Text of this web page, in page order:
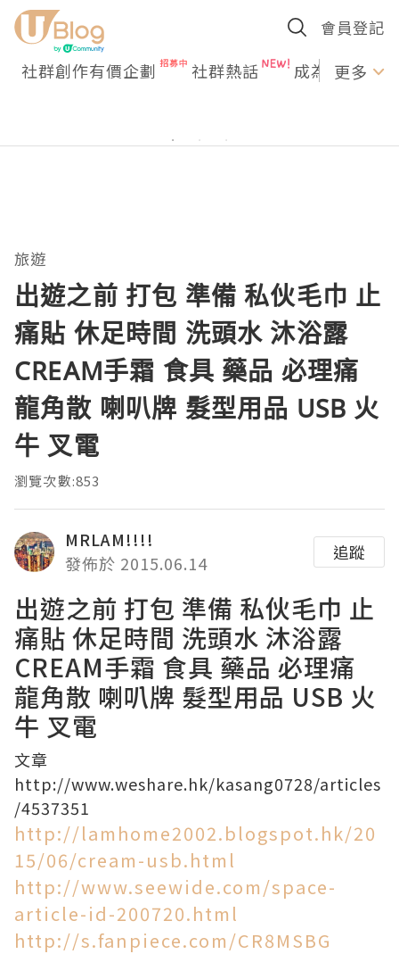
會員登記
社群創作有價企劃 社群熱話 成為U更多
旅遊
出遊之前 打包 準備 私伙毛巾 止
痛貼 休足時間 洗頭水 沐浴露
CREAM手霜 食具 藥品 必理痛
龍角散 喇叭牌 髮型用品 USB 火
牛 叉電
瀏覽次數:853
MRLAM!!!!
發佈於 2015.06.14
追蹤
出遊之前 打包 準備 私伙毛巾 止
痛貼 休足時間 洗頭水 沐浴露
CREAM手霜 食具 藥品 必理痛
龍角散 喇叭牌 髮型用品 USB 火
牛 叉電
文章
http://www.weshare.hk/kasang0728/articles
/4537351
http://lamhome2002.blogspot.hk/20
15/06/cream-usb.html
http://www.seewide.com/space-
article-id-200720.html
http://s.fanpiece.com/CR8MSBG